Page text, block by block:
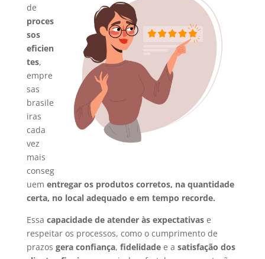
de
proces
sos
eficien
tes,
empre
sas
brasile
iras
cada
vez
mais
conseg
uem entregar os produtos corretos, na quantidade
certa, no local adequado e em tempo recorde.
Essa capacidade de atender às expectativase
respeitar os processos, como o cumprimento de
prazos gera confiança, fidelidade e a satisfação dos